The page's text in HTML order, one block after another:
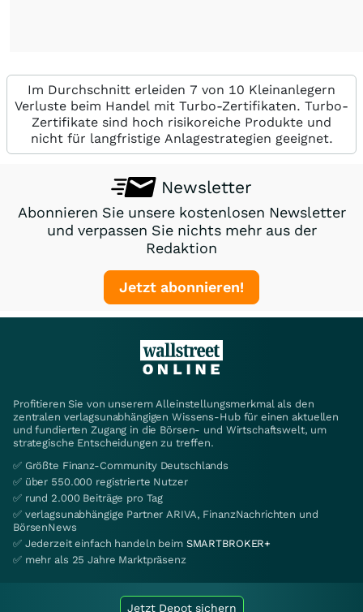
Im Durchschnitt erleiden 7 von 10 Kleinanlegern
Verluste beim Handel mit Turbo-Zertifikaten. Turbo-
Zertifikate sind hoch risikoreiche Produkte und
nicht für langfristige Anlagestrategien geeignet.
Newsletter
Abonnieren Sie unsere kostenlosen Newsletter
und verpassen Sie nichts mehr aus der
Redaktion
Jetzt abonnieren!
Profitieren Sie von unserem Alleinstellungsmerkmal als den
zentralen verlagsunabhängigen Wissens-Hub für einen aktuellen
und fundierten Zugang in die Börsen- und Wirtschaftswelt, um
strategische Entscheidungen zu treffen.
✅ Größte Finanz-Community Deutschlands
✅ über 550.000 registrierte Nutzer
✅ rund 2.000 Beiträge pro Tag
✅ verlagsunabhängige Partner ARIVA, FinanzNachrichten und
BörsenNews
✅ Jederzeit einfach handeln beim SMARTBROKER+
✅ mehr als 25 Jahre Marktpräsenz
Jetzt Depot sichern